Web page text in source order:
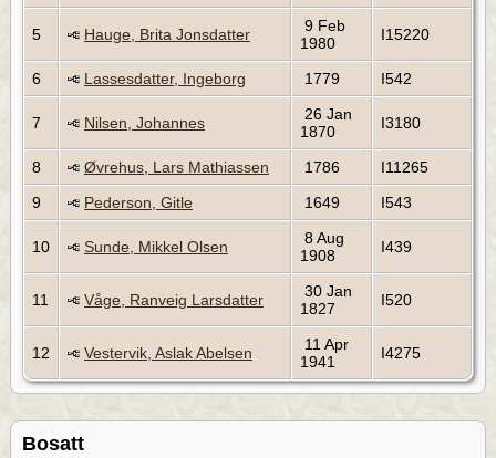
5 Hauge, Brita Jonsdatter
9 Feb
1980
I15220
6 Lassesdatter, Ingeborg 1779 I542
7 Nilsen, Johannes
26 Jan
1870
I3180
8 Øvrehus, Lars Mathiassen 1786
I11265
9
Pederson, Gitle 1649 I543
10 Sunde, Mikkel Olsen
8 Aug
1908
I439
11 Våge, Ranveig Larsdatter
30 Jan
1827
I520
12 Vestervik, Aslak Abelsen
11 Apr
1941
I4275
Bosatt